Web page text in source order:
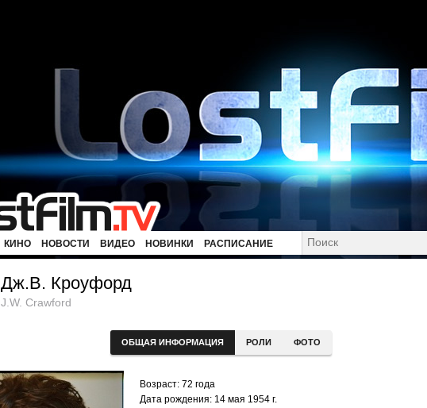
КИНО НОВОСТИ ВИДЕО НОВИНКИ РАСПИСАНИЕ
Дж.В. Кроуфорд
J.W. Crawford
ОБЩАЯ ИНФОРМАЦИЯ РОЛИ ФОТО
Возраст: 72 года
Дата рождения: 14 мая 1954 г.